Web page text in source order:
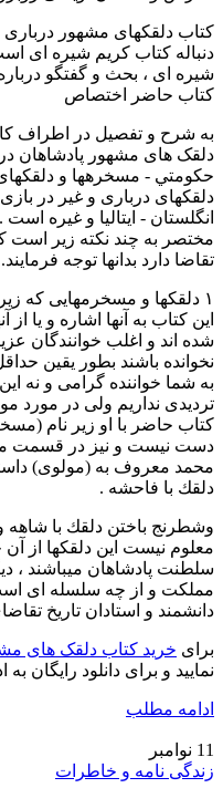
كتاب دلقکهای مشهور
دنباله کتاب کریم شیره ای
شیره ای ، بحث و گفتگو
کتاب حاضر اختصاص
به شرح و تفصیل در اطراف
دلقک های مشهور پادشاهان
حكومتي - مسخرهها و
دلقکهای درباری و غیر در
انگلستان - ایتالیا و غیره
مختصر به چند نکته زیر است
تقاضا دارد بدانها توجه فرمایند.
۱ دلقکها و مسخرمهایی که
این کتاب به آنها اشاره و یا
شده اند و اغلب خوانندگان
نخوانده باشند بطور یقین
به شما خواننده گرامی و نه
تردیدی نداریم ولی در مورد
کتاب حاضر با او زیر نام
دست نیست و نیز در قسمت
محمد معروف به (مولوی)
دلقك با فاحشه .
وشطرنج باختن دلقك با شاهه
معلوم نیست این دلقکها از
سلطنت پادشاهان میباشند ،
مملکت و از چه سلسله ای است
دانشمند و استادان تاریخ
برای خرید کتاب دلقک های
نمایید و برای دانلود رایگان
ادامه مطلب
11 نوامبر
زندگی نامه و خاطرات